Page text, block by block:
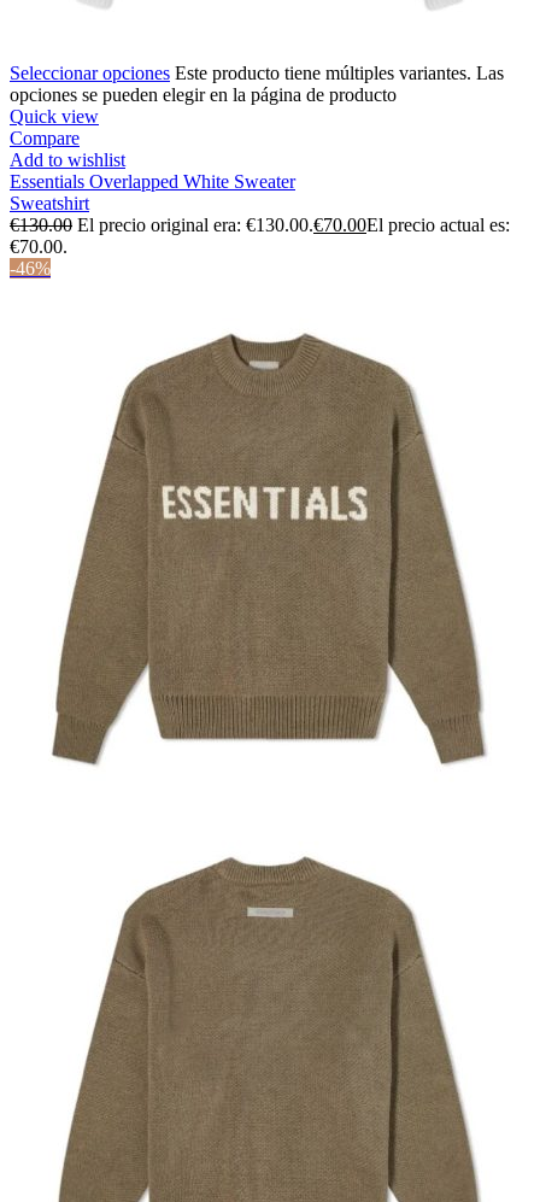
Seleccionar opciones Este producto tiene múltiples variantes. Las
opciones se pueden elegir en la página de producto
Quick view
Compare
Add to wishlist
Essentials Overlapped White Sweater
Sweatshirt
€130.00 El precio original era: €130.00.€70.00El precio actual es:
€70.00.
-46%